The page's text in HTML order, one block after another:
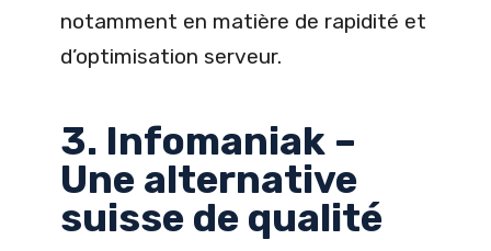
notamment en matière de rapidité et
d’optimisation serveur.
3. Infomaniak –
Une alternative
suisse de qualité